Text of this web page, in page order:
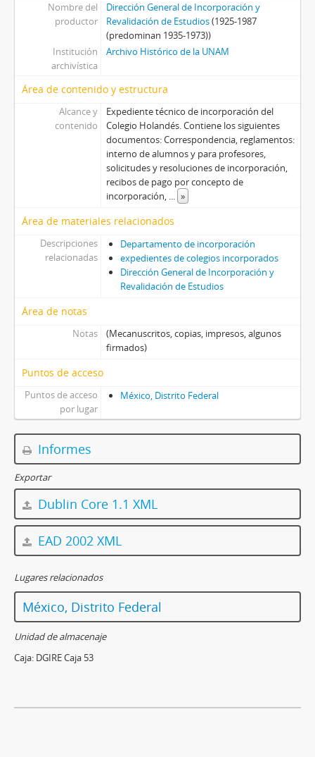
Nombre del
productor
Dirección General de Incorporación y
Revalidación de Estudios(1925-1987
(predominan 1935-1973))
Institución
archivística
Archivo Histórico de la UNAM
Área de contenido y estructura
Alcance y
contenido
Expediente técnico de incorporación del
Colegio Holandés. Contiene los siguientes
documentos: Correspondencia, reglamentos:
interno de alumnos y para profesores,
solicitudes y resoluciones de incorporación,
recibos de pago por concepto de
incorporación, ... »
Área de materiales relacionados
Descripciones
relacionadas
Departamento de incorporación
expedientes de colegios incorporados
Dirección General de Incorporación y
Revalidación de Estudios
Área de notas
Notas
(Mecanuscritos, copias, impresos, algunos
firmados)
Puntos de acceso
Puntos de acceso
por lugar
México, Distrito Federal
Informes
Exportar
Dublin Core 1.1 XML
EAD 2002 XML
Lugares relacionados
México, Distrito Federal
Unidad de almacenaje
Caja: DGIRE Caja 53